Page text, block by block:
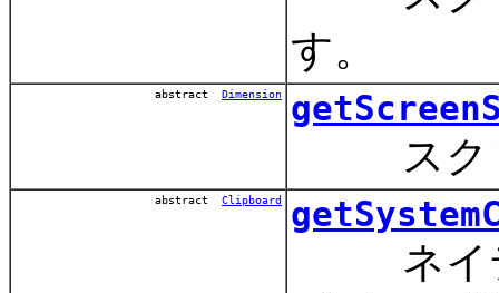
す。
abstract Dimension
スクリ
abstract Clipboard
ネイテ